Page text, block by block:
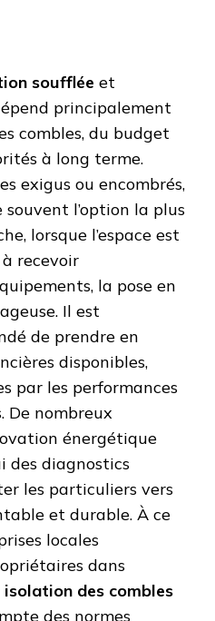
soufflée et
principalement
combles, du budget
à long terme.
exigus ou encombrés,
l’option la plus
lorsque l’espace est
recevoir
la pose en
Il est
de prendre en
disponibles,
par les performances
De nombreux
énergétique
des diagnostics
les particuliers vers
et durable. À ce
locales
dans
isolation des combles
des normes